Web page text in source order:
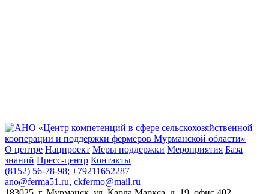
О центре Нацпроект Меры поддержки Мероприятия База
знаний Пресс-центр Контакты
(8152) 56-78-98; +79211652287
ano@ferma51.ru, ckfermo@mail.ru